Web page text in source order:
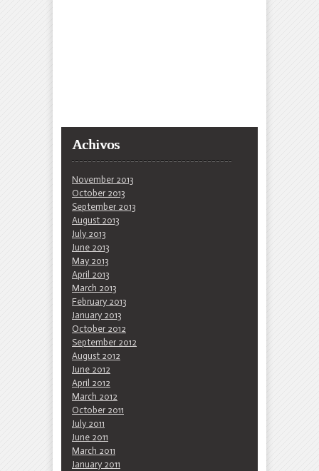
Achivos
November 2013
October 2013
September 2013
August 2013
July 2013
June 2013
May 2013
April 2013
March 2013
February 2013
January 2013
October 2012
September 2012
August 2012
June 2012
April 2012
March 2012
October 2011
July 2011
June 2011
March 2011
January 2011